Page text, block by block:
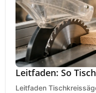
Leitfaden: So
Leitfaden